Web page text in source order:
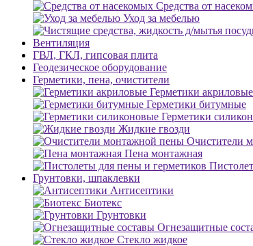
Средства от
Уход за мебелью
Вентиляция
ГВЛ, ГКЛ, гипсовая плита
Геодезическое оборудование
Герметики, пена, очистители
Герметики акриловые
Герметики битумные
Герметики
Жидкие гвозди
Очистители
Пена монтажная
Грунтовки, шпаклевки
Антисептики
Биотекс
Грунтовки
Огнезащитные
Стекло жидкое